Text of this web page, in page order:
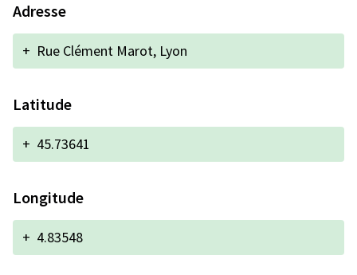
Adresse
+ Rue Clément Marot, Lyon
Latitude
+ 45.73641
Longitude
+ 4.83548